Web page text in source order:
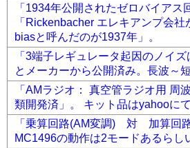
「1934年公開されたゼロバイアス
「Rickenbacher エレキアンプ会社
biasと呼んだのが1937年」。
「3端子レギュレータ起因のノイズ
とメーカーから公開済み。長波～短
「AMラジオ： 真空管ラジオ用
類開発済」。 キット品はyahooにて
「乗算回路(AM変調) 対 加算回路
MC1496の動作は2モードあるらし